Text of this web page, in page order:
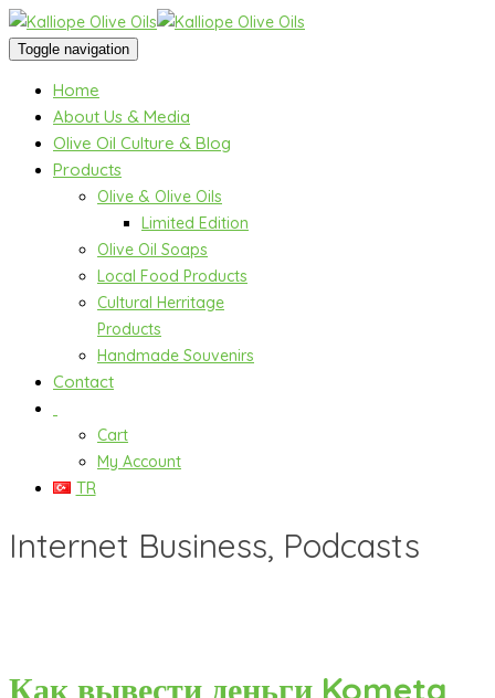
Toggle navigation
Home
About Us & Media
Olive Oil Culture & Blog
Products
Olive & Olive Oils
Limited Edition
Olive Oil Soaps
Local Food Products
Cultural Herritage
Products
Handmade Souvenirs
Contact
Cart
My Account
TR
Internet Business, Podcasts
Как вывести деньги Kometa